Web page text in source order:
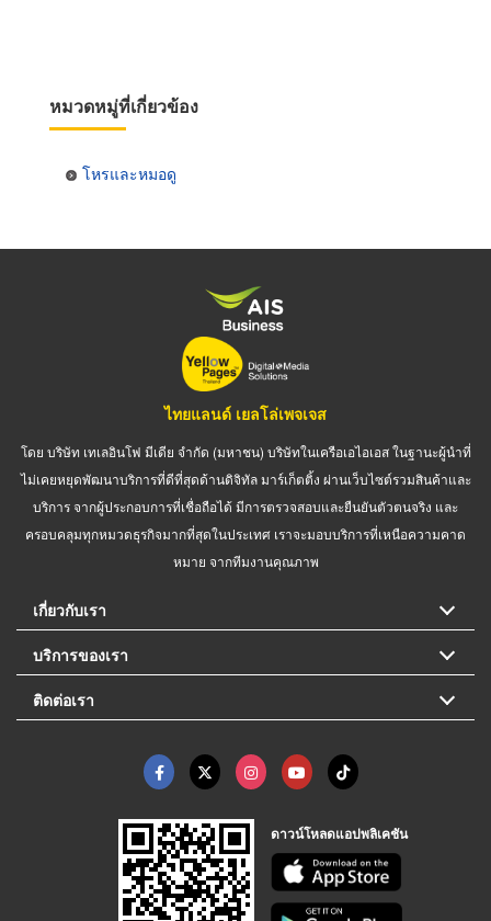
หมวดหมู่ที่เกี่ยวข้อง
โหรและหมอดู
ไทยแลนด์ เยลโล่เพจเจส
โดย บริษัท เทเลอินโฟ มีเดีย จำกัด (มหาชน) บริษัทในเครือเอไอเอส ในฐานะผู้นำที่
ไม่เคยหยุดพัฒนาบริการที่ดีที่สุดด้านดิจิทัล มาร์เก็ตติ้ง ผ่านเว็บไซต์รวมสินค้าและ
บริการ จากผู้ประกอบการที่เชื่อถือได้ มีการตรวจสอบและยืนยันตัวตนจริง และ
ครอบคลุมทุกหมวดธุรกิจมากที่สุดในประเทศ เราจะมอบบริการที่เหนือความคาด
หมาย จากทีมงานคุณภาพ
เกี่ยวกับเรา
บริการของเรา
ติดต่อเรา
ดาวน์โหลดแอปพลิเคชัน